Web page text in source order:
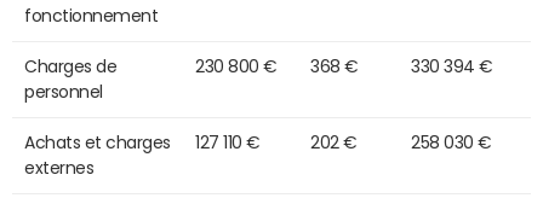
fonctionnement
Charges de
personnel
230 800 € 368 € 330 394 €
Achats et charges
externes
127 110 € 202 € 258 030 €